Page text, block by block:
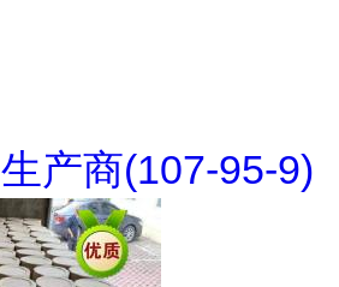
产商(107-95-9)